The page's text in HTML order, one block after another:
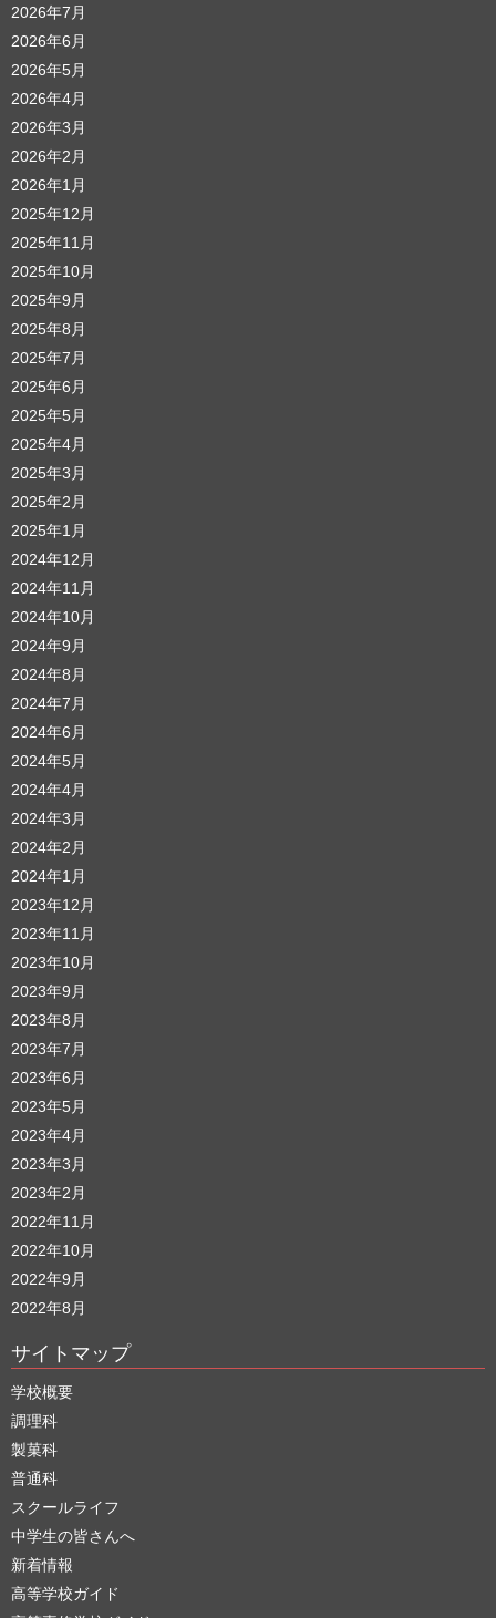
2026年7月
2026年6月
2026年5月
2026年4月
2026年3月
2026年2月
2026年1月
2025年12月
2025年11月
2025年10月
2025年9月
2025年8月
2025年7月
2025年6月
2025年5月
2025年4月
2025年3月
2025年2月
2025年1月
2024年12月
2024年11月
2024年10月
2024年9月
2024年8月
2024年7月
2024年6月
2024年5月
2024年4月
2024年3月
2024年2月
2024年1月
2023年12月
2023年11月
2023年10月
2023年9月
2023年8月
2023年7月
2023年6月
2023年5月
2023年4月
2023年3月
2023年2月
2022年11月
2022年10月
2022年9月
2022年8月
サイトマップ
学校概要
調理科
製菓科
普通科
スクールライフ
中学生の皆さんへ
新着情報
高等学校ガイド